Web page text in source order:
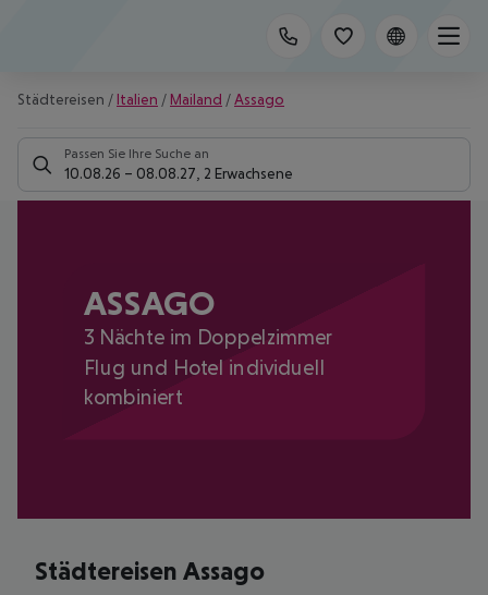
Städtereisen / Italien / Mailand /Assago
Passen Sie Ihre Suche an
10.08.26 – 08.08.27 2 Erwachsene
ASSAGO
3 Nächte im Doppelzimmer
Flug und Hotel individuell
kombiniert
Städtereisen Assago